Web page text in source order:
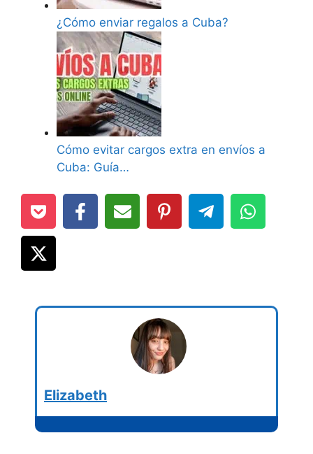
¿Cómo enviar regalos a Cuba?
Cómo evitar cargos extra en envíos a
Cuba: Guía…
Elizabeth